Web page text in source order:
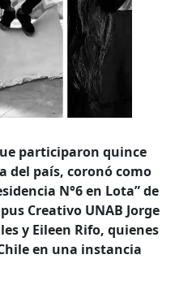
participaron quince
del país, coronó como
N°6 en Lota” de
Creativo UNAB Jorge
y Eileen Rifo, quienes
en una instancia